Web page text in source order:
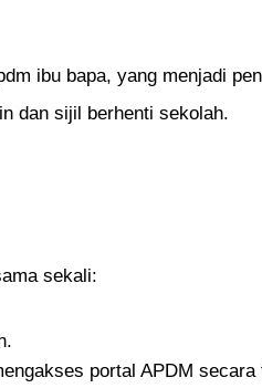
ibu bapa, yang menjadi
dan sijil berhenti sekolah.
sekali:
portal APDM